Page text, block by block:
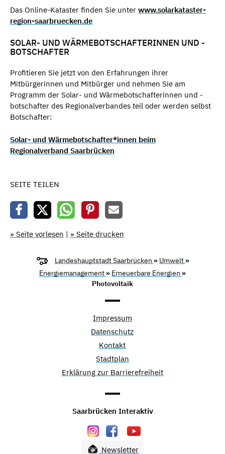
Das Online-Kataster finden Sie unter www.solarkataster-
region-saarbruecken.de
SOLAR- UND WÄRMEBOTSCHAFTERINNEN UND -
BOTSCHAFTER
Profitieren Sie jetzt von den Erfahrungen ihrer
Mitbürgerinnen und Mitbürger und nehmen Sie am
Programm der Solar- und Wärmebotschafterinnen und -
botschafter des Regionalverbandes teil oder werden selbst
Botschafter:
Solar- und Wärmebotschafter*innen beim
Regionalverband Saarbrücken
SEITE TEILEN
» Seite vorlesen | » Seite drucken
Landeshauptstadt Saarbrücken » Umwelt »
Energiemanagement » Erneuerbare Energien »
Photovoltaik
Impressum
Datenschutz
Kontakt
Stadtplan
Erklärung zur Barrierefreiheit
Saarbrücken Interaktiv
Newsletter